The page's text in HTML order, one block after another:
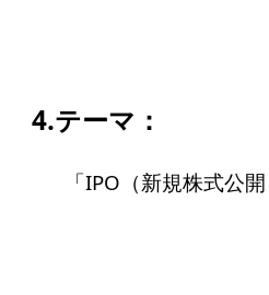
会員限定ページ
4.テーマ：
「IPO（新規株式公